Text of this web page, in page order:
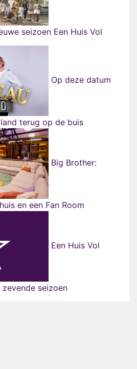
seizoen Een Huis Vol
Op deze datum
terug op de buis
Big Brother:
en een Fan Room
Een Huis Vol
seizoen